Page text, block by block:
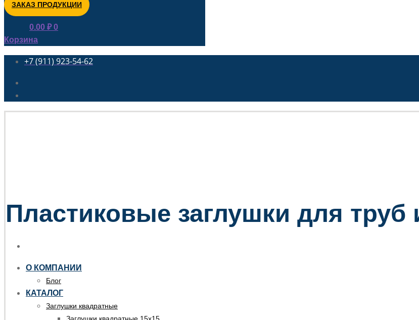
ЗАКАЗ ПРОДУКЦИИ
0.00 ₽ 0
Корзина
+7 (911) 923-54-62
Пластиковые заглушки для труб
О КОМПАНИИ
Блог
КАТАЛОГ
Заглушки квадратные